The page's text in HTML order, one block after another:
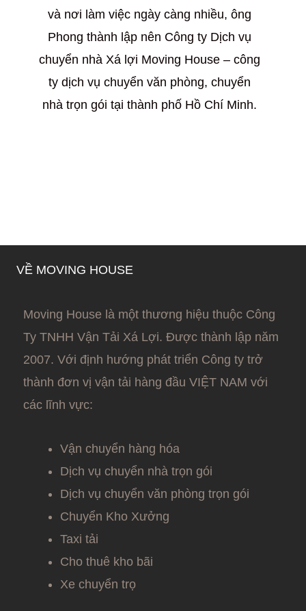
và nơi làm việc ngày càng nhiều, ông
Phong thành lập nên Công ty Dịch vụ
chuyển nhà Xá lợi Moving House – công
ty dịch vụ chuyển văn phòng, chuyển
nhà trọn gói tại thành phố Hồ Chí Minh.
VỀ MOVING HOUSE
Moving House là một thương hiệu thuộc Công
Ty TNHH Vận Tải Xá Lợi. Được thành lập năm
2007. Với định hướng phát triển Công ty trở
thành đơn vị vận tải hàng đầu VIỆT NAM với
các lĩnh vực:
Vận chuyển hàng hóa
Dịch vụ chuyển nhà trọn gói
Dịch vụ chuyển văn phòng trọn gói
Chuyển Kho Xưởng
Taxi tải
Cho thuê kho bãi
Xe chuyển trọ